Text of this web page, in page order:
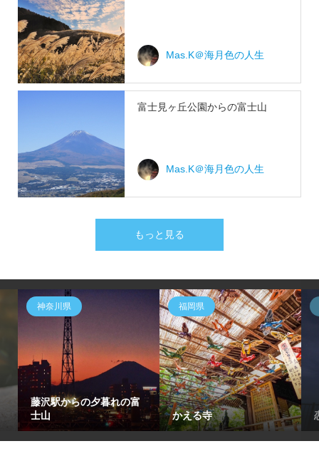
Mas.K＠海月色の人生
富士見ヶ丘公園からの富士山
Mas.K＠海月色の人生
もっと見る
神奈川県
藤沢駅からの夕暮れの富
士山
福岡県
かえる寺